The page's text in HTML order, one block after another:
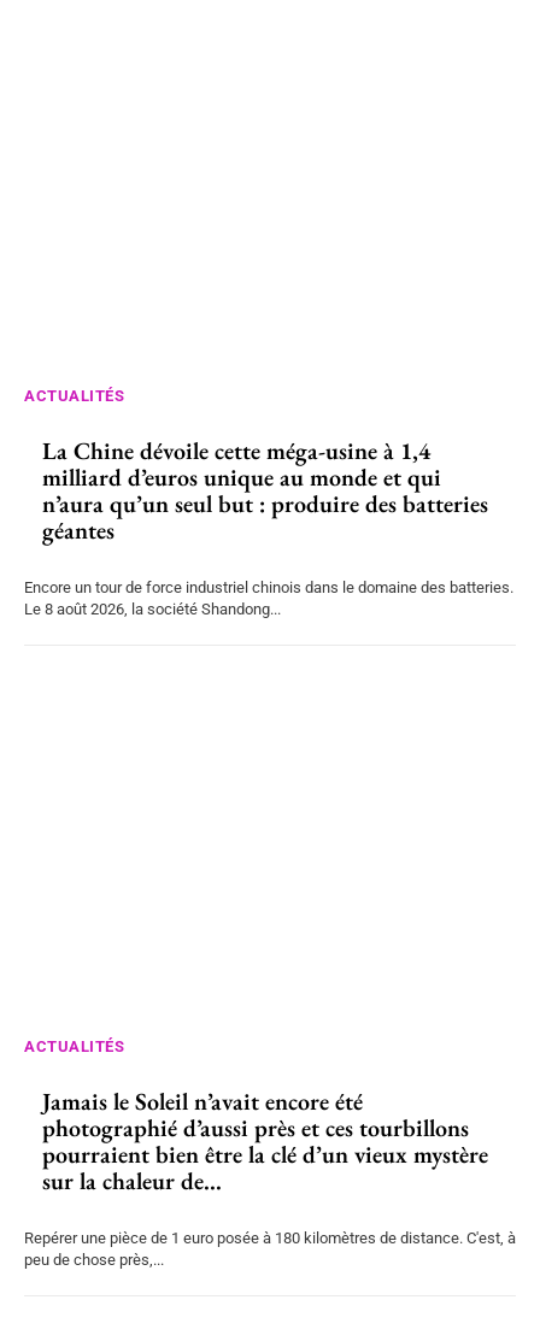
ACTUALITÉS
La Chine dévoile cette méga-usine à 1,4
milliard d’euros unique au monde et qui
n’aura qu’un seul but : produire des batteries
géantes
Encore un tour de force industriel chinois dans le domaine des batteries.
Le 8 août 2026, la société Shandong...
ACTUALITÉS
Jamais le Soleil n’avait encore été
photographié d’aussi près et ces tourbillons
pourraient bien être la clé d’un vieux mystère
sur la chaleur de...
Repérer une pièce de 1 euro posée à 180 kilomètres de distance. C'est, à
peu de chose près,...